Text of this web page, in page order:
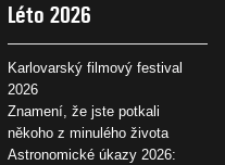
Léto 2026
Karlovarský filmový festival
2026
Znamení, že jste potkali
někoho z minulého života
Astronomické úkazy 2026: